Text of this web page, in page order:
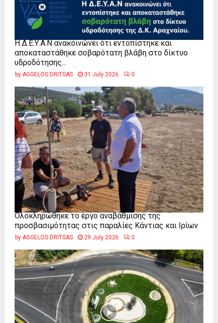
Η Δ.Ε.Υ.Α.Ν ανακοινώνει ότι εντοπίστηκε και
αποκαταστάθηκε σοβαρότατη βλάβη στο δίκτυο
υδροδότησης...
by AGGELOS DRITSAS 31 July 2026 0
Ολοκληρώθηκε το έργο αναβάθμισης της
προσβασιμότητας στις παραλίες Κάντιας και Ιρίων
by AGGELOS DRITSAS 29 July 2026 0